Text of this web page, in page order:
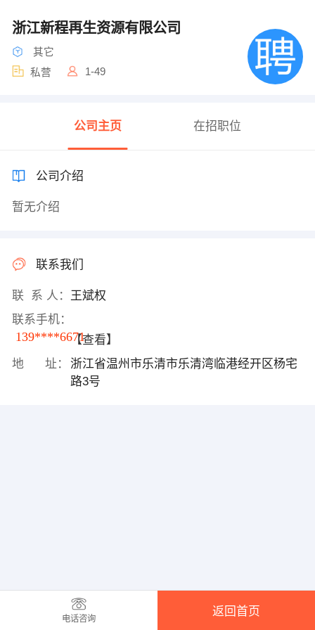
浙江新程再生资源有限公司
其它
私营
1-49
公司主页 在招职位
公司介绍
暂无介绍
联系我们
联 系 人： 王斌权
联系手机：
139****6671【查看】
地 址：
浙江省温州市乐清市乐清湾临港经开区杨宅
路3号
电话咨询
返回首页